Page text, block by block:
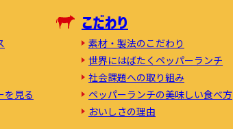
を見る
こだわり
素材・製法のこだわり
世界にはばたくペッパーランチ
社会課題への取り組み
ペッパーランチの美味しい食べ方
おいしさの理由